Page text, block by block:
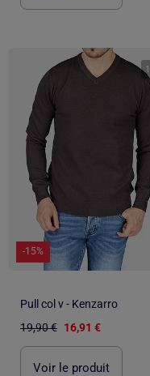
1
-15%
Pull col v - Kenzarro
19,90 € 16,91 €
Voir le produit